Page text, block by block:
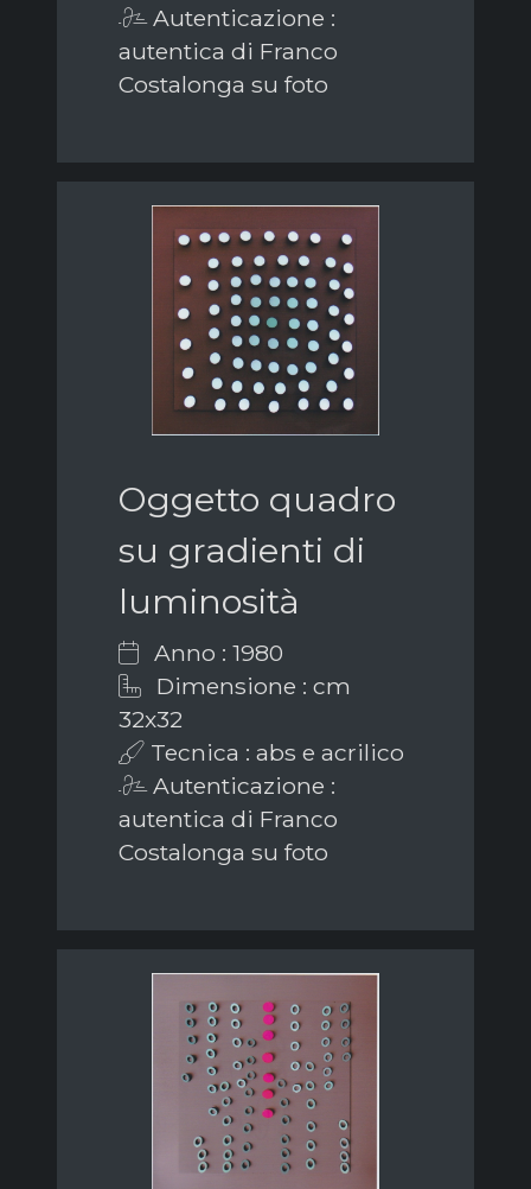
Autenticazione :
autentica di Franco
Costalonga su foto
Oggetto quadro
su gradienti di
luminosità
Anno : 1980
Dimensione : cm
32x32
Tecnica : abs e acrilico
Autenticazione :
autentica di Franco
Costalonga su foto